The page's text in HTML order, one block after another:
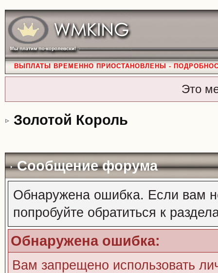
ВЫПЛАТЫ ВРЕМЕННО ПРИОСТАНОВЛЕНЫ -
Это
Золотой Король
Сообщение форума
Обнаружена ошибка. Если вам
попробуйте обратиться к
Обнаружена ошибка:
Вам запрещено использовать